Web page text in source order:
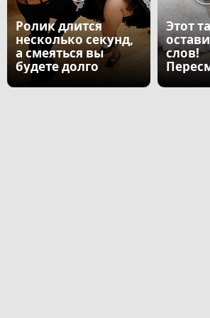
Ролик длится
несколько секунд,
а смеяться вы
будете долго
Этот
слов!